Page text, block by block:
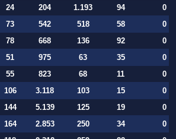
24 204 1.193 94
0
73 542 518 58
0
78 668 136 92
0
51 975 63 35
0
55 823 68 11
0
106 3.118 103 15
0
144 5.139 125 19
0
164 2.853 250 34
0